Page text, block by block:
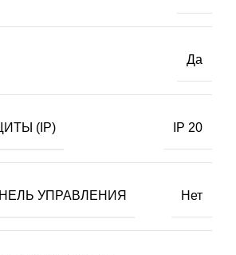
Да
(IP) IP 20
УПРАВЛЕНИЯ Нет